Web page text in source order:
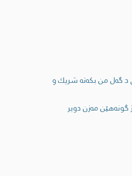
د گه‌ل من بكه‌ته‌ شریك و
گونه‌هێن مه‌زن دویر